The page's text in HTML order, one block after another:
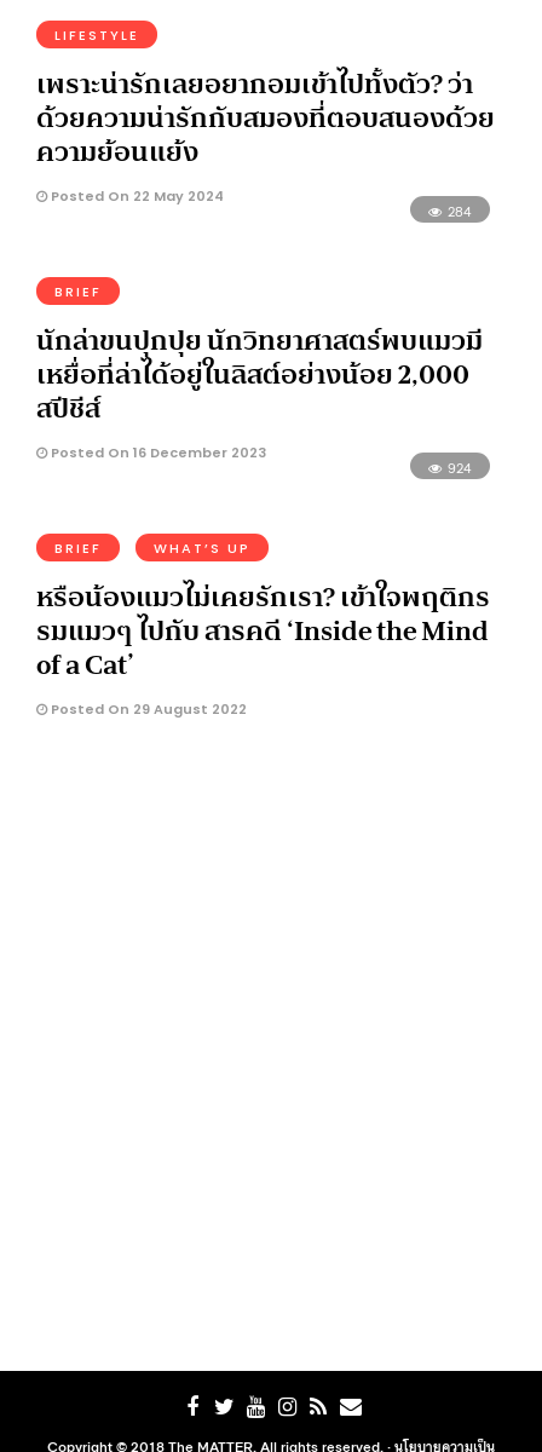
LIFESTYLE
เพราะน่ารักเลยอยากอมเข้าไปทั้งตัว? ว่า
ด้วยความน่ารักกับสมองที่ตอบสนองด้วย
ความย้อนแย้ง
Posted On 22 May 2024
284
BRIEF
นักล่าขนปุกปุย นักวิทยาศาสตร์พบแมวมี
เหยื่อที่ล่าได้อยู่ในลิสต์อย่างน้อย 2,000
สปีชีส์
Posted On 16 December 2023
924
BRIEF WHAT’S UP
หรือน้องแมวไม่เคยรักเรา? เข้าใจพฤติกร
รมแมวๆ ไปกับ สารคดี ‘Inside the Mind
of a Cat’
Posted On 29 August 2022
Copyright © 2018 The MATTER. All rights reserved. ·นโยบายความเป็น